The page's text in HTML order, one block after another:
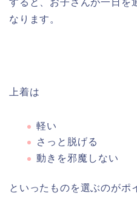
なります。
上着は
軽い
さっと脱げる
動きを邪魔しない
といったものを選ぶのがポ